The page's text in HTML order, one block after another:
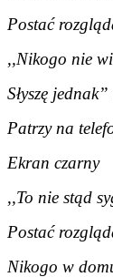
Postać
,,Nikogo nie
Słyszę
Patrzy na
Ekran czarny
,,To nie stąd
Postać
Nikogo w